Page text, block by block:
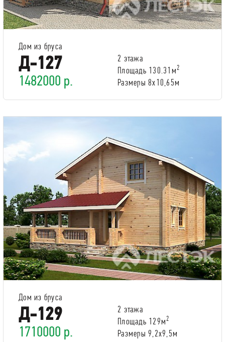
Дом из бруса
Д-127
1482000 р.
2 этажа
Площадь 130.31м2
Размеры 8х10,65м
Дом из бруса
Д-129
1710000 р.
2 этажа
Площадь 129м2
Размеры 9,2х9,5м